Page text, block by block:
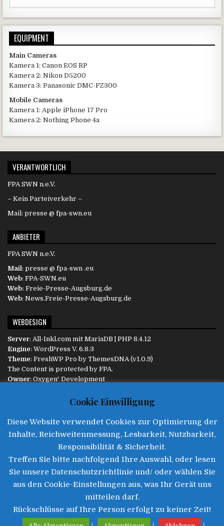
EQUIPMENT
Main Cameras
Kamera 1: Canon EOS RP
Kamera 2: Nikon D5200
Kamera 3: Panasonic DMC-FZ300
Mobile Cameras
Kamera 1: Apple iPhone 17 Pro
Kamera 2: Nothing Phone 4a
VERANTWORTLICH
FPA SWN n.e.V.
– Kein Parteiverkehr –
Mail: presse @ fpa-swn.eu
ANBIETER
FPA SWN n.e.V.
Mail: presse @ fpa-swn .eu
Web: FPA-SWN.eu
Web: Freie-Presse-Augsburg.de
Web: News.Freie-Presse-Augsburg.de
WEBDESIGN
Server: All-Inkl.com mit MariaDB | PHP 8.4.12
Engine: WordPress V. 6.8.3
Theme: FreshWP Pro by ThemesDNA(v1.0.9)
The Content is protected by FPA.
Owner: Oxygen³ Development
INFORMATIONEN
Impressum | Datenschutz|Disclaimer | Kontakt
©2025 • Freie Presse Augsburg
Cookie Einwilligung
Diese Website verwendet Cookies zur Optimierung der
Inhalte, Reichweitenmessung, Lesbarkeit, Nutzbarkeit,
Responsibilität & Sicherheit.
Treffen Sie bitte nachfolgend Ihre Auswahl, oder lesen
Sie unsere Datenschutzrichtlinie und/ oder wählen Sie
aus den Cookie-Einstellungen aus, was Ihr Gerät uns
mitteilen darf.
Rückschlüsse auf Ihre Person erfolgt zu keiner Zeit!